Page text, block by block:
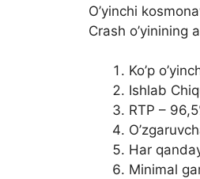
O’yinchi
Crash o’yinining
Ko’p
Ishlab
RTP –
Har
Minimal